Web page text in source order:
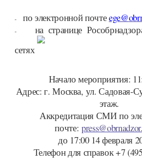
- по электронной почтеege@
-
на странице
сетях
Начало мероприятия:
Адрес: г. Москва, ул. Садовая-
этаж.
Аккредитация СМИ по
почте:
до 17:00 14 февраля
Телефон для справок +7